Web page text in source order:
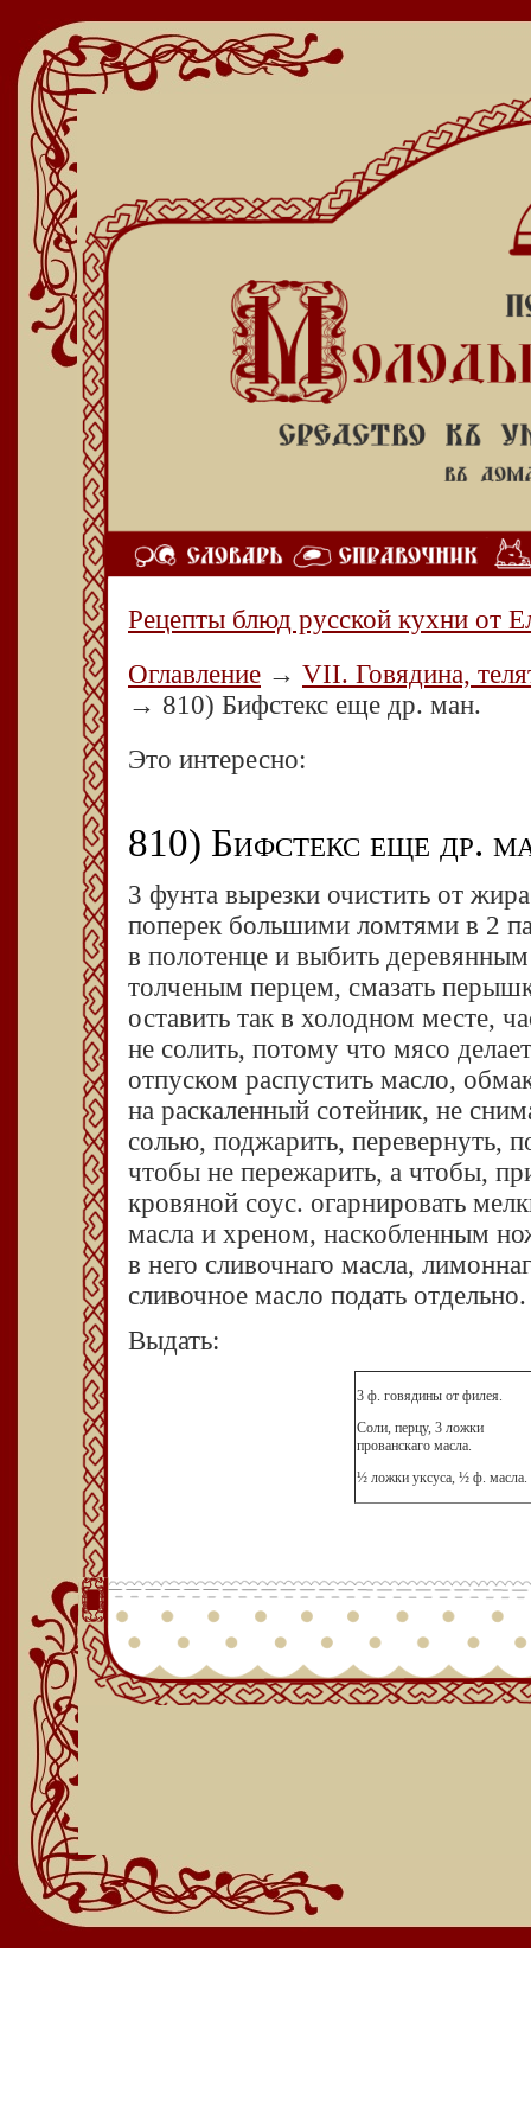
Рецепты блюд русской кухни от
Оглавление → VII. Говядина,
→ 810) Бифстекс еще др. ман.
Это интересно:
810) Бифстекс еще др.
3 фунта вырезки очистить от
поперек большими ломтями в 2
в полотенце и выбить
толченым перцем, смазать
оставить так в холодном месте,
не солить, потому что мясо
отпуском распустить масло,
на раскаленный сотейник, не
солью, поджарить, перевернуть,
чтобы не пережарить, а чтобы,
кровяной соус. огарнировать
масла и хреном, наскобленным
в него сливочнаго масла,
сливочное масло подать отдельно.
Выдать:
3 ф. говядины от филея.
Соли, перцу, 3 ложки
прованскаго масла.
½ ложки уксуса, ½ ф. масла.